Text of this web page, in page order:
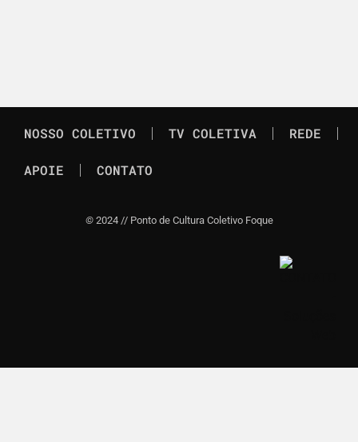
NOSSO COLETIVO TV COLETIVA REDE
APOIE CONTATO
© 2024 // Ponto de Cultura Coletivo Foque